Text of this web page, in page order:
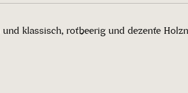
klassisch, rotbeerig und dezente